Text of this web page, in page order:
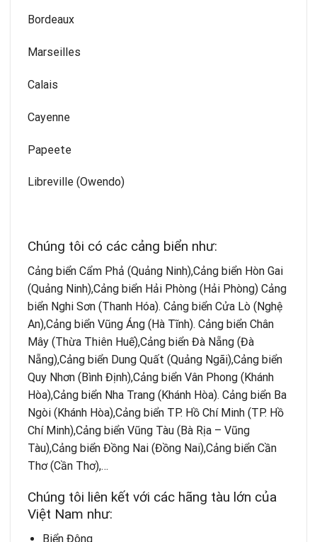
Bordeaux
Marseilles
Calais
Cayenne
Papeete
Libreville (Owendo)
Chúng tôi có các cảng biển như:
Cảng biển Cẩm Phả (Quảng Ninh),Cảng biển Hòn Gai
(Quảng Ninh),Cảng biển Hải Phòng (Hải Phòng) Cảng
biển Nghi Sơn (Thanh Hóa). Cảng biển Cửa Lò (Nghệ
An),Cảng biển Vũng Áng (Hà Tĩnh). Cảng biển Chân
Mây (Thừa Thiên Huế),Cảng biển Đà Nẵng (Đà
Nẵng),Cảng biển Dung Quất (Quảng Ngãi),Cảng biển
Quy Nhơn (Bình Định),Cảng biển Vân Phong (Khánh
Hòa),Cảng biển Nha Trang (Khánh Hòa). Cảng biển Ba
Ngòi (Khánh Hòa),Cảng biển TP. Hồ Chí Minh (TP. Hồ
Chí Minh),Cảng biển Vũng Tàu (Bà Rịa – Vũng
Tàu),Cảng biển Đồng Nai (Đồng Nai),Cảng biển Cần
Thơ (Cần Thơ),…
Chúng tôi liên kết với các hãng tàu lớn của
Việt Nam như:
Biển Đông